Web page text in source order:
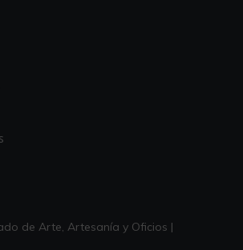
de Arte, Artesanía y Oficios |